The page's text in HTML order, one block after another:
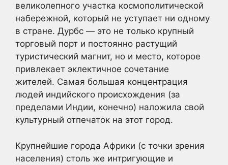
великолепного участка космополитической
набережной, который не уступает ни одному
в стране. Дурбс — это не только крупный
торговый порт и постоянно растущий
туристический магнит, но и место, которое
привлекает эклектичное сочетание
жителей. Самая большая концентрация
людей индийского происхождения (за
пределами Индии, конечно) наложила свой
культурный отпечаток на этот город.
Крупнейшие города Африки (с точки зрения
населения) столь же интригующие и